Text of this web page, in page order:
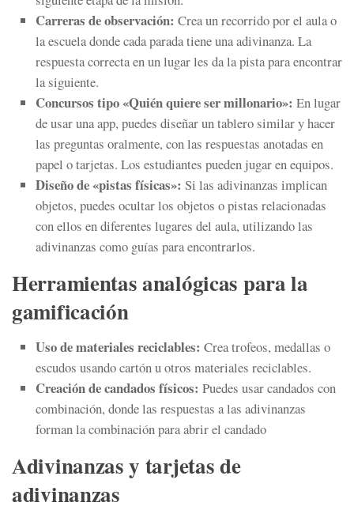
Carreras de observación: Crea un recorrido por el aula o
la escuela donde cada parada tiene una adivinanza. La
respuesta correcta en un lugar les da la pista para encontrar
la siguiente.
Concursos tipo «Quién quiere ser millonario»: En lugar
de usar una app, puedes diseñar un tablero similar y hacer
las preguntas oralmente, con las respuestas anotadas en
papel o tarjetas. Los estudiantes pueden jugar en equipos.
Diseño de «pistas físicas»: Si las adivinanzas implican
objetos, puedes ocultar los objetos o pistas relacionadas
con ellos en diferentes lugares del aula, utilizando las
adivinanzas como guías para encontrarlos.
Herramientas analógicas para la
gamificación
Uso de materiales reciclables: Crea trofeos, medallas o
escudos usando cartón u otros materiales reciclables.
Creación de candados físicos: Puedes usar candados con
combinación, donde las respuestas a las adivinanzas
forman la combinación para abrir el candado
Adivinanzas y tarjetas de
adivinanzas